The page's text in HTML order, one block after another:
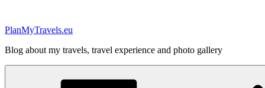
treści
PlanMyTravels.eu
Blog about my travels, travel experience and photo gallery